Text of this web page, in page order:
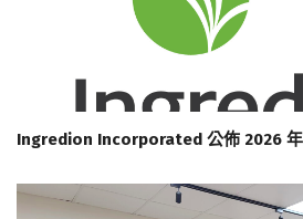
Ingredion Incorporated 公佈 2026